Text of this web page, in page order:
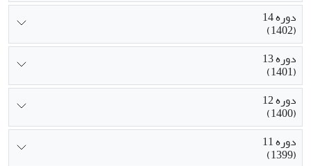
دوره 14
(1402)
دوره 13
(1401)
دوره 12
(1400)
دوره 11
(1399)